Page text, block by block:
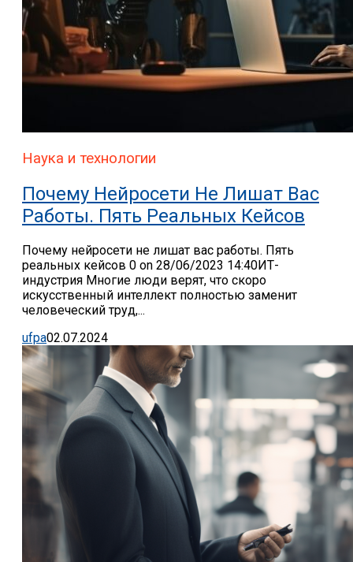
Наука и технологии
Почему Нейросети Не Лишат Вас
Работы. Пять Реальных Кейсов
Почему нейросети не лишат вас работы. Пять
реальных кейсов 0 on 28/06/2023 14:40ИТ-
индустрия Многие люди верят, что скоро
искусственный интеллект полностью заменит
человеческий труд,...
ufpa02.07.2024